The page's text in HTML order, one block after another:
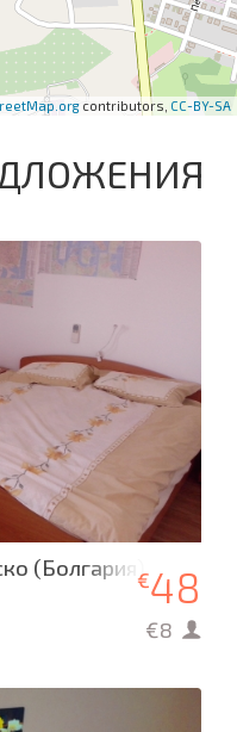
contributors, CC-BY-SA
(Болгария)€48
€8